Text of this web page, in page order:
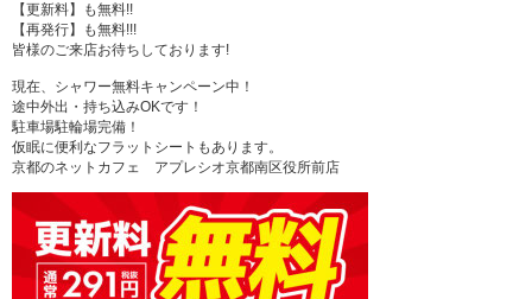
【更新料】も無料!!
【再発行】も無料!!!
皆様のご来店お待ちしております!
現在、シャワー無料キャンペーン中！
途中外出・持ち込みOKです！
駐車場駐輪場完備！
仮眠に便利なフラットシートもあります。
京都のネットカフェ アプレシオ京都南区役所前店